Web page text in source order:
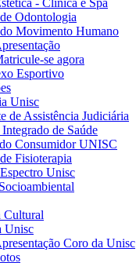
- Clínica e Spa
Odontologia
Movimento Humano
se agora
Esportivo
Unisc
de Assistência Judiciária
de Saúde
Consumidor UNISC
Fisioterapia
Unisc
Cultural
Unisc
Coro da Unisc